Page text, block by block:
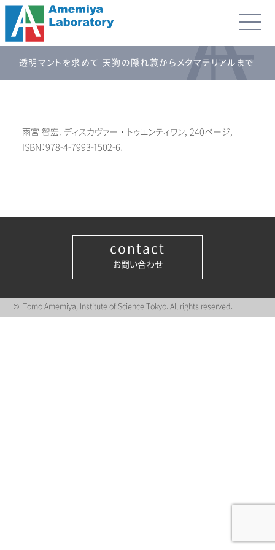
透明マントを求めて 天狗の隠れ蓑からメタマテリアルまで
雨宮 智宏. ディスカヴァー・トゥエンティワン, 240ページ,
ISBN：978-4-7993-1502-6.
contact
お問い合わせ
© Tomo Amemiya, Institute of Science Tokyo. All rights reserved.